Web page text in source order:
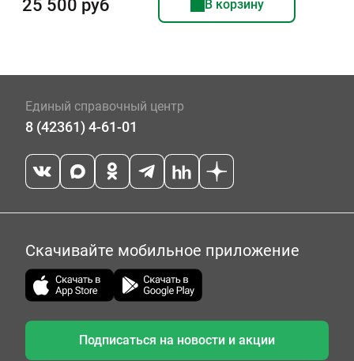
25 500 руб В корзину
Единый справочный центр
8 (42361) 4-61-01
Скачивайте мобильное приложение
Подписаться на новости и акции